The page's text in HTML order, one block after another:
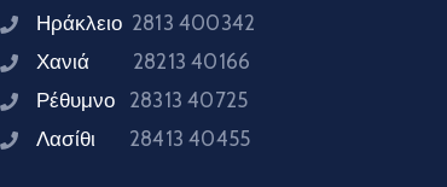
Ηράκλειο 2813 400342
Χανιά 28213 40166
Ρέθυμνο 28313 40725
Λασίθι 28413 40455